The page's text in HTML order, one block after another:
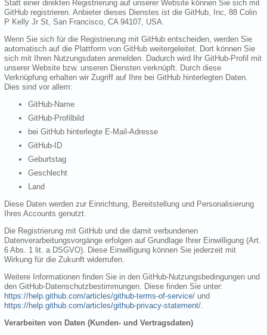
Statt einer direkten Registrierung auf unserer Website können Sie sich mit
GitHub registrieren. Anbieter dieses Dienstes ist die GitHub, Inc, 88 Colin
P Kelly Jr St, San Francisco, CA 94107, USA.
Wenn Sie sich für die Registrierung mit GitHub entscheiden, werden Sie
automatisch auf die Plattform von GitHub weitergeleitet. Dort können Sie
sich mit Ihren Nutzungsdaten anmelden. Dadurch wird Ihr GitHub-Profil mit
unserer Website bzw. unseren Diensten verknüpft. Durch diese
Verknüpfung erhalten wir Zugriff auf Ihre bei GitHub hinterlegten Daten.
Dies sind vor allem:
GitHub-Name
GitHub-Profilbild
bei GitHub hinterlegte E-Mail-Adresse
GitHub-ID
Geburtstag
Geschlecht
Land
Diese Daten werden zur Einrichtung, Bereitstellung und Personalisierung
Ihres Accounts genutzt.
Die Registrierung mit GitHub und die damit verbundenen
Datenverarbeitungsvorgänge erfolgen auf Grundlage Ihrer Einwilligung (Art.
6 Abs. 1 lit. a DSGVO). Diese Einwilligung können Sie jederzeit mit
Wirkung für die Zukunft widerrufen.
Weitere Informationen finden Sie in den GitHub-Nutzungsbedingungen und
den GitHub-Datenschutzbestimmungen. Diese finden Sie unter:
https://help.github.com/articles/github-terms-of-service/ und
https://help.github.com/articles/github-privacy-statement/.
Verarbeiten von Daten (Kunden- und Vertragsdaten)